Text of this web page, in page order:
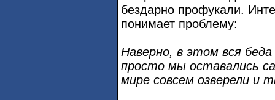
бездарно профукали.
понимает проблему:
Наверно, в этом вся беда
просто мы оставались
мире совсем озверели и